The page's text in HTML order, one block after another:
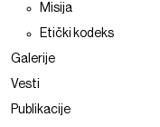
Misija
Etički kodeks
Galerije
Vesti
Publikacije